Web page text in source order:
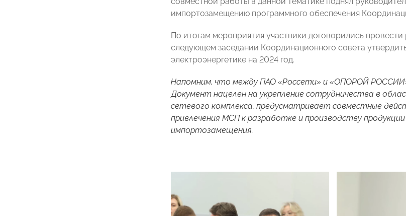
импортозамещению программного обеспечения
По итогам мероприятия участники договорились
следующем заседании Координационного совета
электроэнергетике на 2024 год.
Напомним, что между ПАО «Россети» и «ОПОРОЙ
Документ нацелен на укрепление сотрудничества в
сетевого комплекса, предусматривает совместные
привлечения МСП к разработке и производству
импортозамещения.